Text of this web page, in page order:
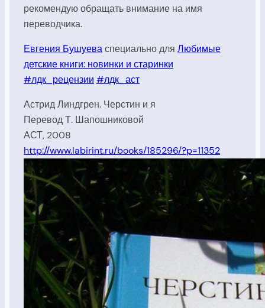
рекомендую обращать внимание на имя
переводчика.
Евгения Бушуеваспециально для Любимые
детские книги: новинки и старинки
#лдк_рецензии #лдк_аст
Астрид Линдгрен. Черстин и я
Перевод Т. Шапошниковой
АСТ, 2008
http://www.labirint.ru/books/185296/?p=11352